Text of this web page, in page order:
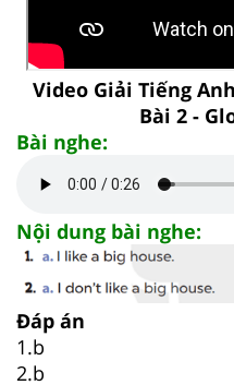
Video Giải Tiếng
Bài 2 -
Bài nghe:
Nội dung bài nghe:
Đáp án
1.b
2.b